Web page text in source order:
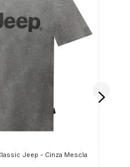
Jeep - Cinza Mescla